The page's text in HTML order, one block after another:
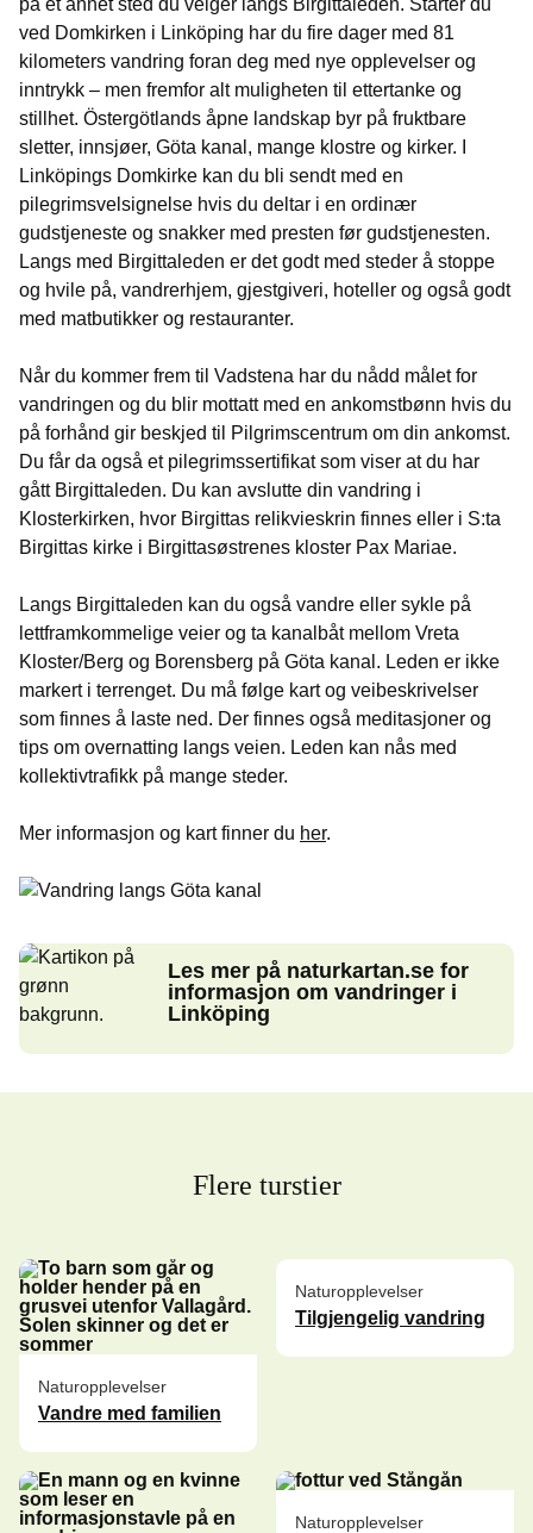
på et annet sted du velger langs Birgittaleden. Starter du
ved Domkirken i Linköping har du fire dager med 81
kilometers vandring foran deg med nye opplevelser og
inntrykk – men fremfor alt muligheten til ettertanke og
stillhet. Östergötlands åpne landskap byr på fruktbare
sletter, innsjøer, Göta kanal, mange klostre og kirker. I
Linköpings Domkirke kan du bli sendt med en
pilegrimsvelsignelse hvis du deltar i en ordinær
gudstjeneste og snakker med presten før gudstjenesten.
Langs med Birgittaleden er det godt med steder å stoppe
og hvile på, vandrerhjem, gjestgiveri, hoteller og også godt
med matbutikker og restauranter.
Når du kommer frem til Vadstena har du nådd målet for
vandringen og du blir mottatt med en ankomstbønn hvis du
på forhånd gir beskjed til Pilgrimscentrum om din ankomst.
Du får da også et pilegrimssertifikat som viser at du har
gått Birgittaleden. Du kan avslutte din vandring i
Klosterkirken, hvor Birgittas relikvieskrin finnes eller i S:ta
Birgittas kirke i Birgittasøstrenes kloster Pax Mariae.
Langs Birgittaleden kan du også vandre eller sykle på
lettframkommelige veier og ta kanalbåt mellom Vreta
Kloster/Berg og Borensberg på Göta kanal. Leden er ikke
markert i terrenget. Du må følge kart og veibeskrivelser
som finnes å laste ned. Der finnes også meditasjoner og
tips om overnatting langs veien. Leden kan nås med
kollektivtrafikk på mange steder.
Mer informasjon og kart finner du her.
Les mer på naturkartan.se for
informasjon om vandringer i
Linköping
Flere turstier
Naturopplevelser
Vandre med familien
Naturopplevelser
Tilgjengelig vandring
Naturopplevelser